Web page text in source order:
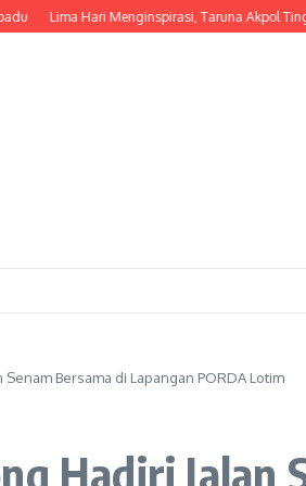
Hari Menginspirasi, Taruna Akpol Tinggalkan
Bersama di Lapangan PORDA Lotim
Hadiri Jalan